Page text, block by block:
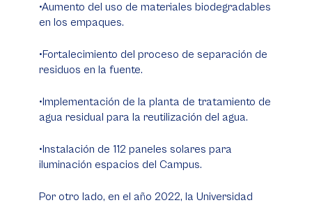
•Aumento del uso de materiales biodegradables
en los empaques.
•Fortalecimiento del proceso de separación de
residuos en la fuente.
•Implementación de la planta de tratamiento de
agua residual para la reutilización del agua.
•Instalación de 112 paneles solares para
iluminación espacios del Campus.
Por otro lado, en el año 2022, la Universidad